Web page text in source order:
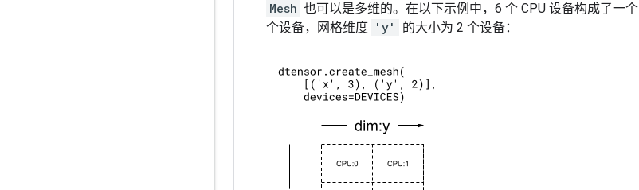
Mesh 也可以是多维的。在以下示例中，6 个 CPU 设备构成了一个
个设备，网格维度 'y' 的大小为 2 个设备：